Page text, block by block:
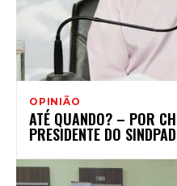
OPINIÃO
ATÉ QUANDO? – POR
PRESIDENTE DO